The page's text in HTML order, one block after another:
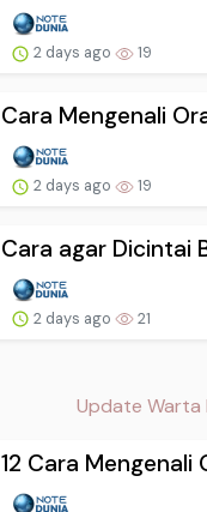
2 days ago 19
Cara Mengenali
2 days ago 19
Cara agar Dicintai
2 days ago 21
Update Warta
12 Cara Mengenali